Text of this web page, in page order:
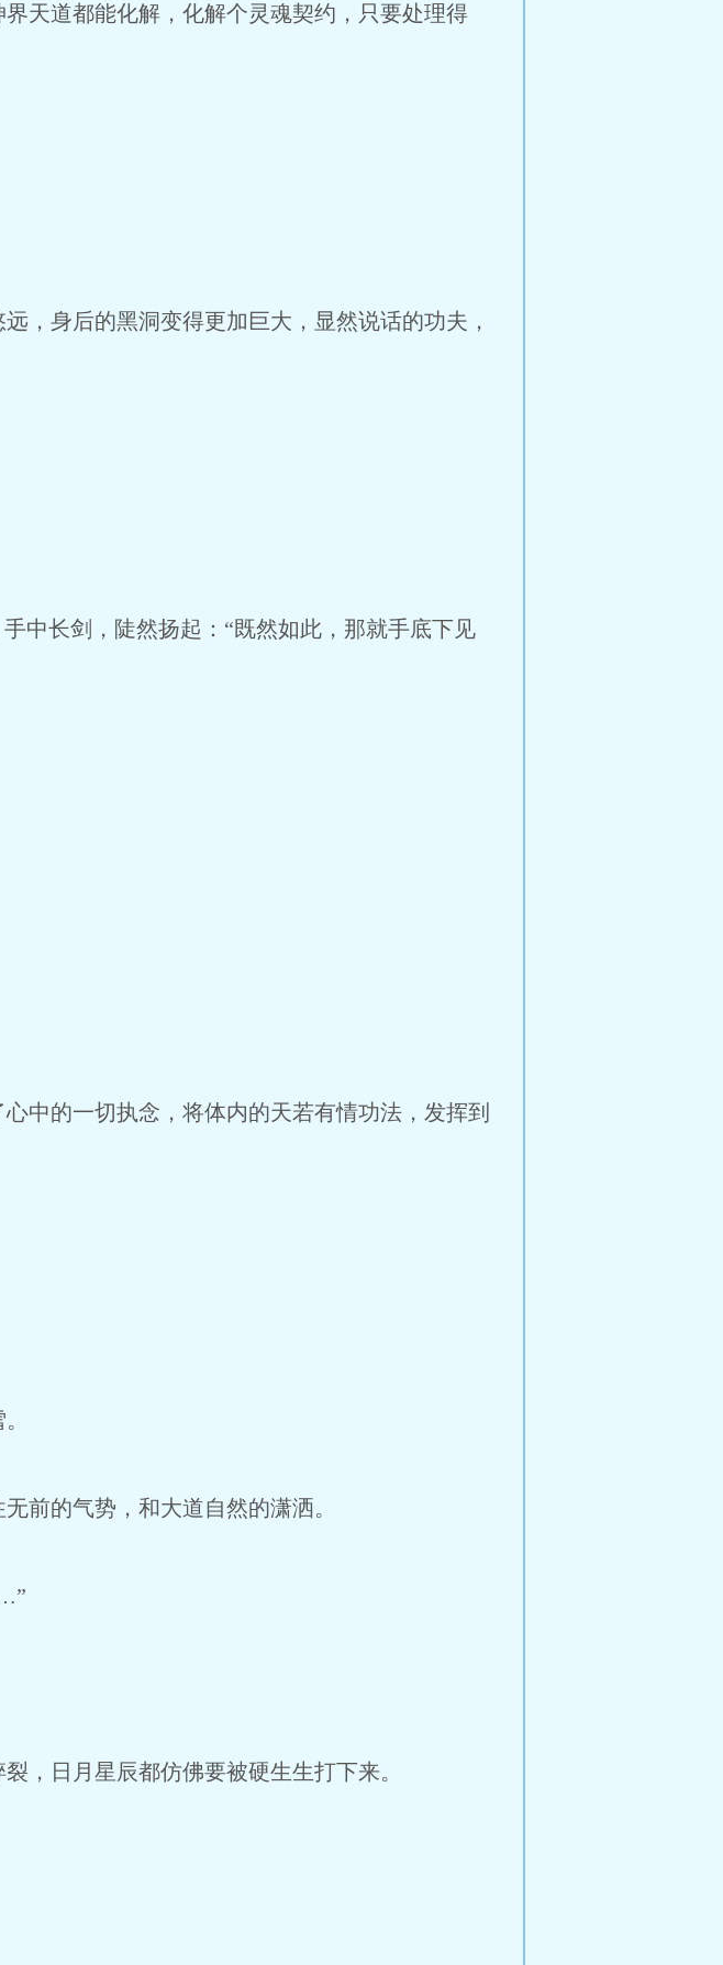
道都能化解，化解个灵魂契约，只要处理得
身后的黑洞变得更加巨大，显然说话的功夫，
长剑，陡然扬起：“既然如此，那就手底下见
的一切执念，将体内的天若有情功法，发挥到
的气势，和大道自然的潇洒。
日月星辰都仿佛要被硬生生打下来。